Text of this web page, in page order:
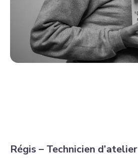
Régis – Technicien d’atelier